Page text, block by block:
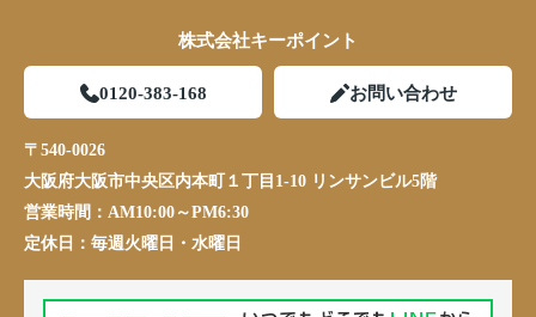
株式会社キーポイント
0120-383-168 お問い合わせ
〒540-0026
大阪府大阪市中央区内本町１丁目1-10 リンサンビル5階
営業時間： AM10:00～PM6:30
定休日： 毎週火曜日・水曜日